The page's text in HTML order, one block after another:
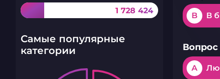
1 728 424
Самые популярные
категории
B В
Вопрос
A